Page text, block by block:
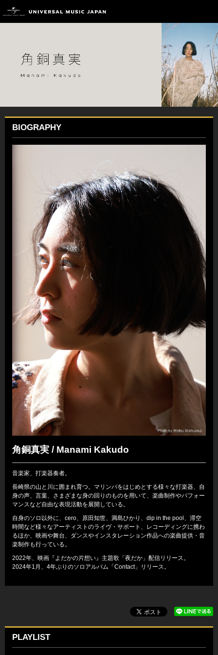
BIOGRAPHY
角銅真実 / Manami Kakudo
音楽家、打楽器奏者。
長崎県の山と川に囲まれ育つ。マリンバをはじめとする様々な打楽器、自
身の声、言葉、さまざまな身の回りのものを用いて、楽曲制作やパフォー
マンスなど自由な表現活動を展開している。
自身のソロ以外に、cero、原田知世、満島ひかり、dip in the pool、滞空
時間など様々なアーティストのライヴ・サポート、レコーディングに携わ
るほか、映画や舞台、ダンスやインスタレーション作品への楽曲提供・音
楽制作も行っている。
2022年、映画『よだかの片想い』主題歌「夜だか」配信リリース。
2024年1月、4年ぶりのソロアルバム「Contact」リリース。
PLAYLIST